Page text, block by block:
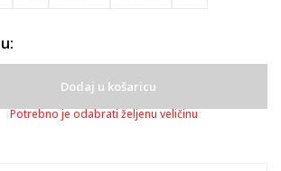
Dodaj u košaricu
Potrebno je odabrati željenu veličinu